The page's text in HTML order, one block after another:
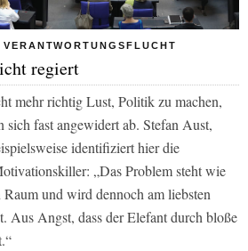
regiert
mehr richtig Lust, Politik zu machen,
sich fast angewidert ab. Stefan Aust,
identifiziert hier die
„Das Problem steht wie
und wird dennoch am liebsten
Aus Angst, dass der Elefant durch bloße